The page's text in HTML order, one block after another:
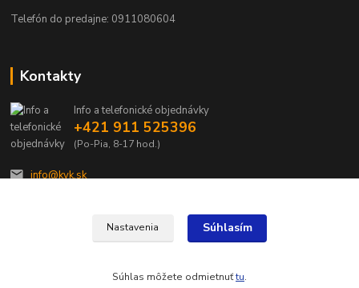
Telefón do predajne: 0911080604
Kontakty
Info a telefonické objednávky
+421 911 525396
(Po-Pia, 8-17 hod.)
info@kvk.sk
Nastavenia Súhlasím
Súhlas môžete odmietnuťtu.